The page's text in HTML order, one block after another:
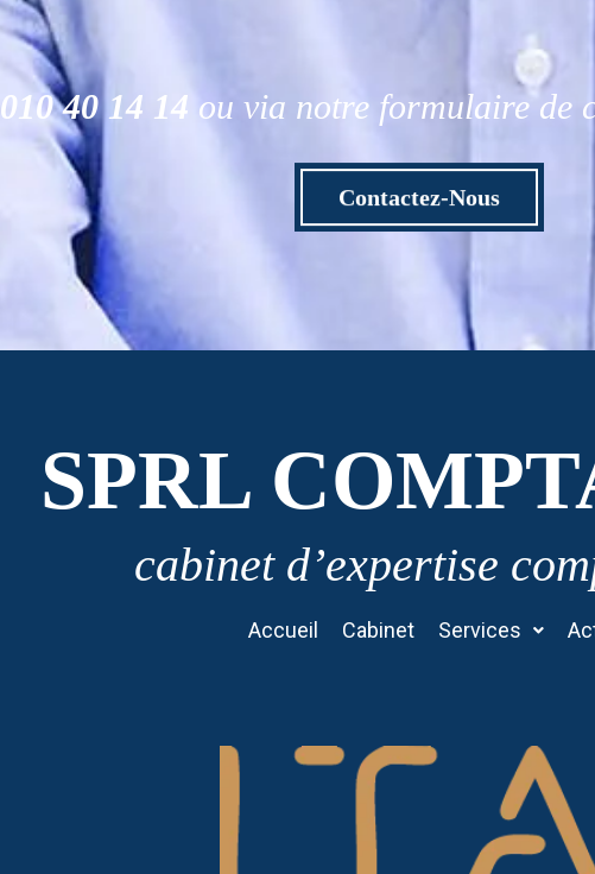
010 40 14 14 ou via notre formulaire de
Contactez-Nous
SPRL
cabinet d’expertise
Accueil Cabinet Services